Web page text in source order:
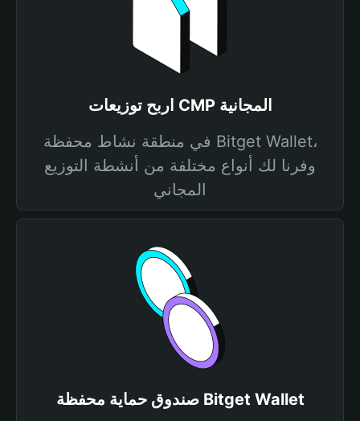
اربح توزيعات CMP المجانية
في منطقة نشاط محفظة Bitget Wallet،
وفرنا لك أنواع مختلفة من أنشطة التوزيع
المجاني
صندوق حماية محفظة Bitget Wallet